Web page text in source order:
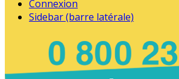
Connexion
Sidebar (barre latérale)